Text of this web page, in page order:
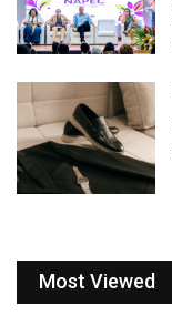
Most Viewed